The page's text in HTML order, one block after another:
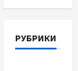
РУБРИКИ